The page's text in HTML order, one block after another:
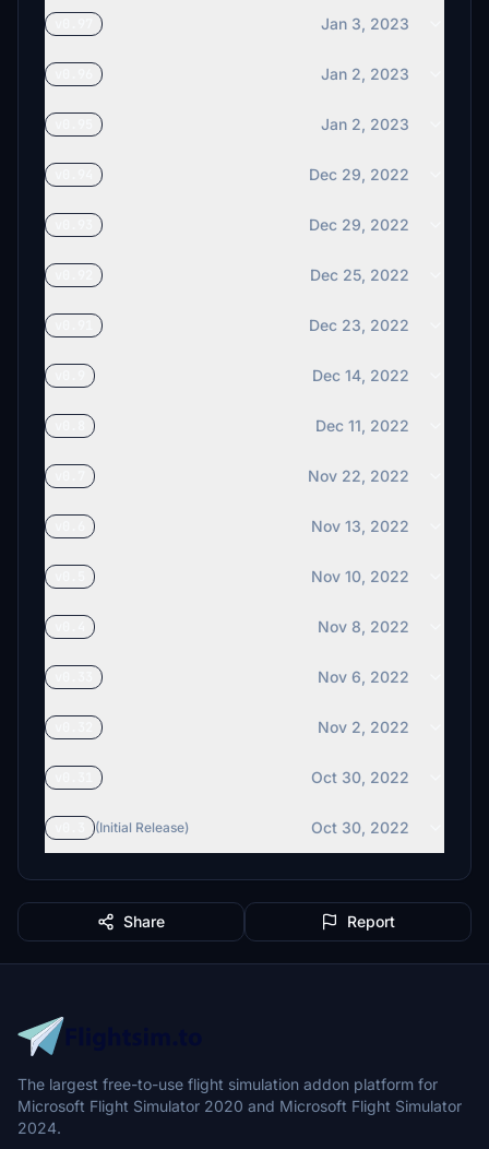
Jan 3, 2023
Jan 2, 2023
Jan 2, 2023
Dec 29, 2022
Dec 29, 2022
Dec 25, 2022
Dec 23, 2022
Dec 14, 2022
Dec 11, 2022
Nov 22, 2022
Nov 13, 2022
Nov 10, 2022
Nov 8, 2022
Nov 6, 2022
Nov 2, 2022
Oct 30, 2022
(Initial Release) Oct 30, 2022
Share Report
The largest free-to-use flight simulation addon platform for
Microsoft Flight Simulator 2020 and Microsoft Flight Simulator
2024.